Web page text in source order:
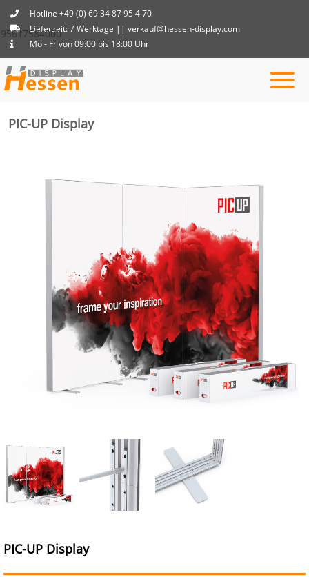
Hotline +49 (0) 69 34 87 95 4 70
Lieferzeit: 7 Werktage || verkauf@hessen-display.com
Mo - Fr von 09:00 bis 18:00 Uhr
PIC-UP Display
95617584000
PIC-UP Display